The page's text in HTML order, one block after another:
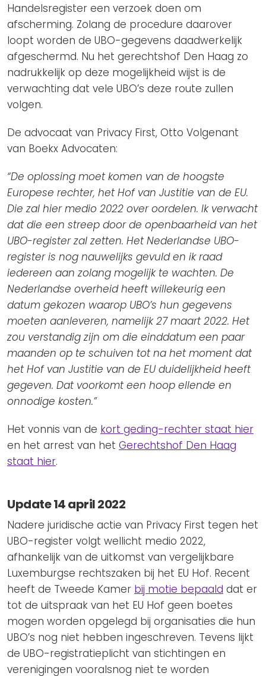
Handelsregister een verzoek doen om
afscherming. Zolang de procedure daarover
loopt worden de UBO-gegevens daadwerkelijk
afgeschermd. Nu het gerechtshof Den Haag zo
nadrukkelijk op deze mogelijkheid wijst is de
verwachting dat vele UBO’s deze route zullen
volgen.
De advocaat van Privacy First, Otto Volgenant
van Boekx Advocaten:
“De oplossing moet komen van de hoogste
Europese rechter, het Hof van Justitie van de EU.
Die zal hier medio 2022 over oordelen. Ik verwacht
dat die een streep door de openbaarheid van het
UBO-register zal zetten. Het Nederlandse UBO-
register is nog nauwelijks gevuld en ik raad
iedereen aan zolang mogelijk te wachten. De
Nederlandse overheid heeft willekeurig een
datum gekozen waarop UBO’s hun gegevens
moeten aanleveren, namelijk 27 maart 2022. Het
zou verstandig zijn om die einddatum een paar
maanden op te schuiven tot na het moment dat
het Hof van Justitie van de EU duidelijkheid heeft
gegeven. Dat voorkomt een hoop ellende en
onnodige kosten.”
Het vonnis van de kort geding-rechter staat hier
en het arrest van het Gerechtshof Den Haag
staat hier.
Update 14 april 2022
Nadere juridische actie van Privacy First tegen het
UBO-register volgt wellicht medio 2022,
afhankelijk van de uitkomst van vergelijkbare
Luxemburgse rechtszaken bij het EU Hof. Recent
heeft de Tweede Kamer bij motie bepaald dat er
tot de uitspraak van het EU Hof geen boetes
mogen worden opgelegd bij organisaties die hun
UBO’s nog niet hebben ingeschreven. Tevens lijkt
de UBO-registratieplicht van stichtingen en
verenigingen vooralsnog niet te worden